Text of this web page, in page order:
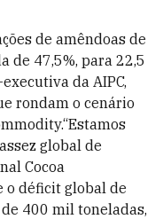
de amêndoas de
de 47,5%, para 22,5
da AIPC,
rondam o cenário
global de
Cocoa
o déficit global de
400 mil toneladas,